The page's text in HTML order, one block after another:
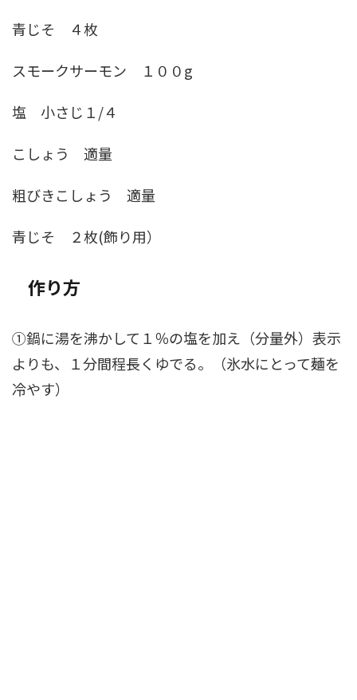
青じそ ４枚
スモークサーモン １００g
塩 小さじ１/４
こしょう 適量
粗びきこしょう 適量
青じそ ２枚(飾り用）
作り方
①鍋に湯を沸かして１％の塩を加え（分量外）表示
よりも、１分間程長くゆでる。（氷水にとって麺を
冷やす）